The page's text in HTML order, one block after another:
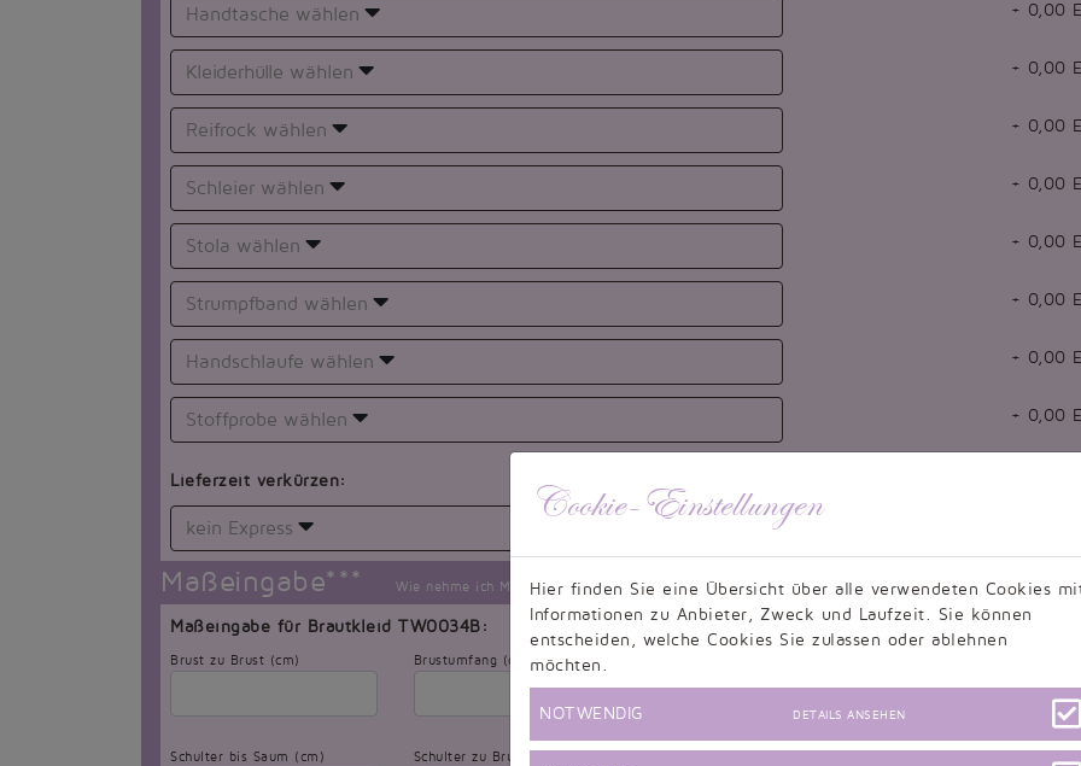
Handtasche wählen + 0,00
Kleiderhülle wählen + 0,00
Reifrock wählen + 0,00
Schleier wählen + 0,00
Stola wählen + 0,00
Strumpfband wählen + 0,00
Handschlaufe wählen + 0,00
Stoffprobe wählen + 0,00
Lieferzeit verkürzen:
kein Express
Maßeingabe*** Wie nehme ich Maß?
Maßeingabe für Brautkleid TW0034B:
Brust zu Brust (cm) Brustumfang (cm)
Schulter bis Saum (cm) Schulter zu Brust (cm)
Cookie-Einstellungen
Hier finden Sie eine Übersicht über alle verwendeten Cookies
Informationen zu Anbieter, Zweck und Laufzeit. Sie können
entscheiden, welche Cookies Sie zulassen oder ablehnen
möchten.
NOTWENDIG DETAILS ANSEHEN